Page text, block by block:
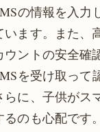
の情報を入力
います。また、
ントの安全確
を受け取って
に、子供がス
のも心配です。